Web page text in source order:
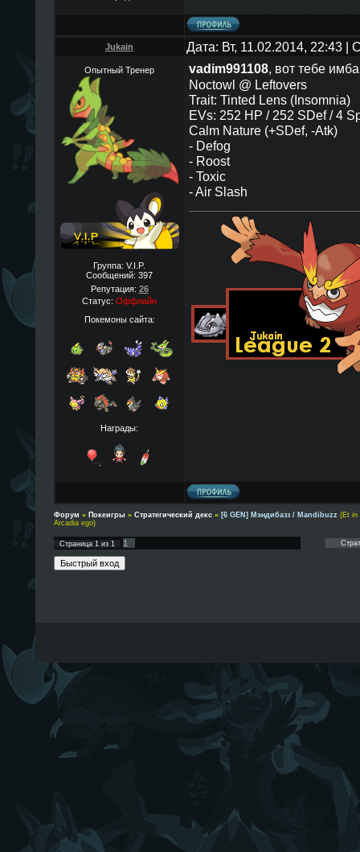
Jukain Дата: Вт, 11.02.2014, 22:43
Опытный Тренер
Группа: V.I.P.
Сообщений: 397
Репутация: 26
Статус: Оффлайн
Покемоны сайта:
Награды:
vadim991108, вот тебе
Noctowl @ Leftovers
Trait: Tinted Lens (Insomnia)
EVs: 252 HP / 252 SDef / 4
Calm Nature (+SDef, -Atk)
- Defog
- Roost
- Toxic
- Air Slash
Форум » Покеигры » Стратегический декс » [6 GEN] Мэндибазз / Mandibuzz (Et in
Arcadia ego)
Страница 1из 1 1